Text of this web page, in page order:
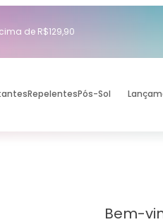
de R$129,90
RepelentesPós-Sol
Bem-